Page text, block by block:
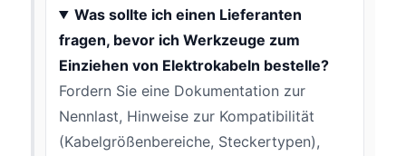
Was sollte ich einen Lieferanten
fragen, bevor ich Werkzeuge zum
Einziehen von Elektrokabeln bestelle?
Fordern Sie eine Dokumentation zur
Nennlast, Hinweise zur Kompatibilität
(Kabelgrößenbereiche, Steckertypen),